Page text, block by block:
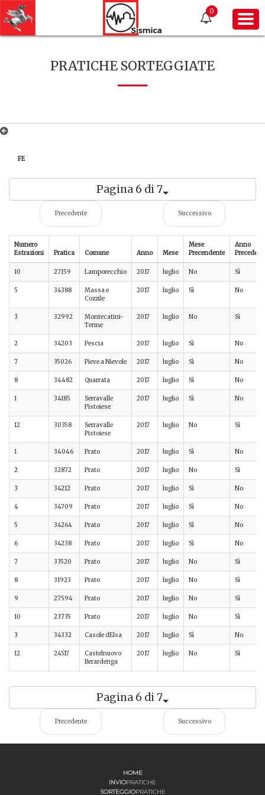
0
PRATICHE SORTEGGIATE
FE
Pagina 6 di 7
Precedente Successivo
Numero
Estrazioni
Pratica Comune Anno Mese
Mese
Precendente
Anno
10 27159 Lamporecchio 2017 luglio No Sì
5 34388
Massa e
Cozzile
2017 luglio Sì No
3 32992
Montecatini-
Terme
2017 luglio No Sì
2 34203 Pescia 2017 luglio Sì No
7 35026 Pieve a Nievole 2017 luglio Sì No
8 34482 Quarrata 2017 luglio Sì No
1 34185
Serravalle
Pistoiese
2017 luglio Sì No
12 30358
Serravalle
Pistoiese
2017 luglio No Sì
1 34046 Prato 2017 luglio Sì No
2 32872 Prato 2017 luglio No Sì
3 34212 Prato 2017 luglio Sì No
4 34709 Prato 2017 luglio Sì No
5 34264 Prato 2017 luglio Sì No
6 34238 Prato 2017 luglio Sì No
7 33520 Prato 2017 luglio No Sì
8 31923 Prato 2017 luglio No Sì
9 27594 Prato 2017 luglio No Sì
10 23735 Prato 2017 luglio No Sì
3 34332 Casole dElsa 2017 luglio Sì No
12 24517
Castelnuovo
Berardenga
2017 luglio No Sì
Pagina 6 di 7
Precedente Successivo
HOME
INVIOPRATICHE
SORTEGGIOPRATICHE